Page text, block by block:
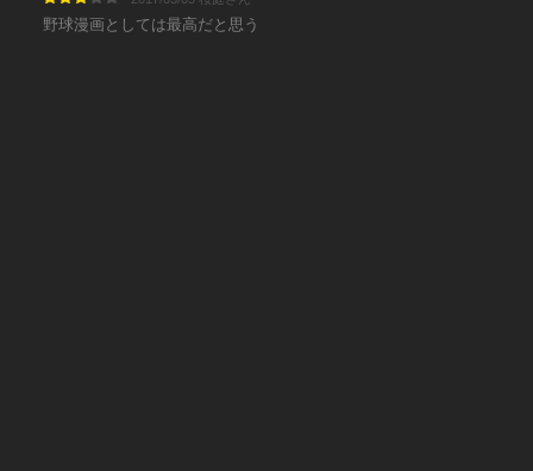
野球漫画としては最高だと思う